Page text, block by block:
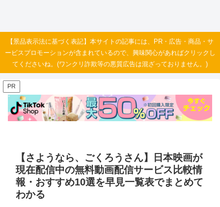
【景品表示法に基づく表記】本サイトの記事には、PR・広告・商品・サ
ービスプロモーションが含まれているので、興味関心があればクリックし
てくださいね。(ワンクリ詐欺等の悪質広告は混ざっておりません。)
PR
【さようなら、ごくろうさん】日本映画が
現在配信中の無料動画配信サービス比較情
報・おすすめ10選を早見一覧表でまとめて
わかる